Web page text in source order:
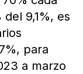
9,1%, es
para
a marzo